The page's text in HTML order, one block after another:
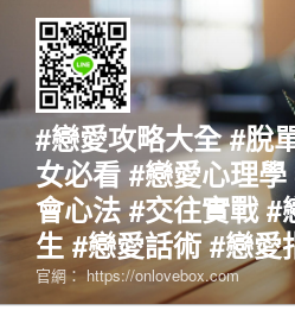
要
#戀愛攻略大全 #脫
女必看 #戀愛心理
會心法 #交往實戰 #
生 #戀愛話術 #戀愛
官網： https://onlovebox.com